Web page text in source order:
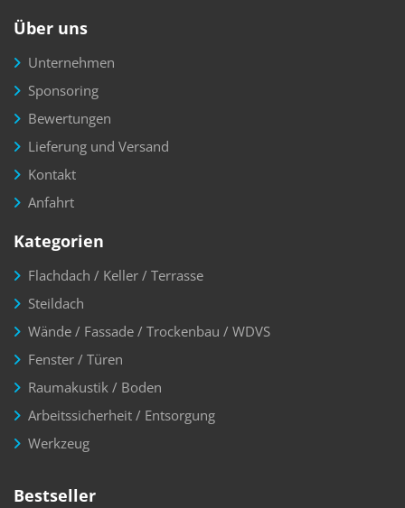
Über uns
Unternehmen
Sponsoring
Bewertungen
Lieferung und Versand
Kontakt
Anfahrt
Kategorien
Flachdach / Keller / Terrasse
Steildach
Wände / Fassade / Trockenbau / WDVS
Fenster / Türen
Raumakustik / Boden
Arbeitssicherheit / Entsorgung
Werkzeug
Bestseller